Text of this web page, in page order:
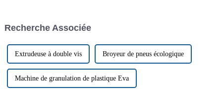
satisfaction générale.
le PC Strong Crusher a
révolutionné le secteur du
recyclage des déchets, offrant
des solutions innovantes pour
le traitement des matériaux
résistants et volumineux.
Recherche Associée
Extrudeuse à double vis Broyeur de pneus écologique
Machine de granulation de plastique Eva